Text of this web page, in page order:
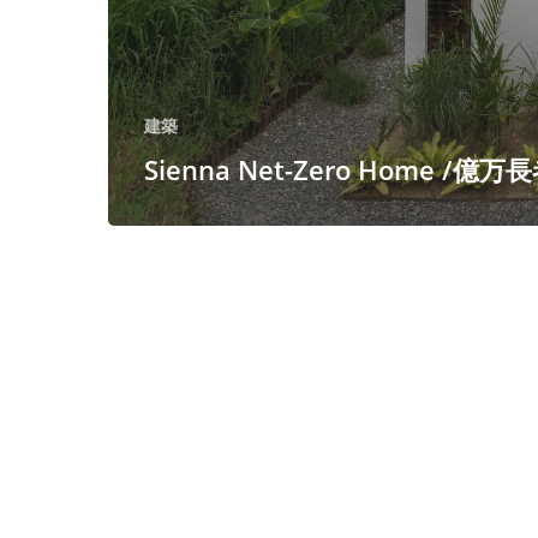
建築
Sienna Net-Zero Home /億万長